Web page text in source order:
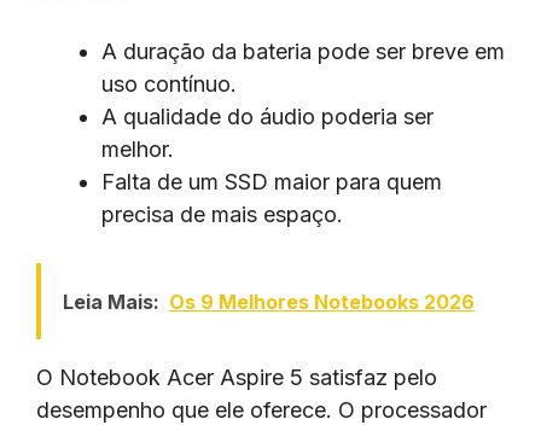
A duração da bateria pode ser breve em
uso contínuo.
A qualidade do áudio poderia ser
melhor.
Falta de um SSD maior para quem
precisa de mais espaço.
Leia Mais: Os 9 Melhores Notebooks 2026
O Notebook Acer Aspire 5 satisfaz pelo
desempenho que ele oferece. O processador